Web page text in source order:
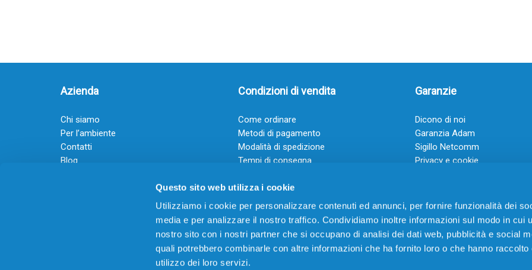
Questo sito web utilizza i cookie
Utilizziamo i cookie per personalizzare contenuti ed annunci, per fornire funzionalità dei
media e per analizzare il nostro traffico. Condividiamo inoltre informazioni sul modo in cui
nostro sito con i nostri partner che si occupano di analisi dei dati web, pubblicità e social
quali potrebbero combinarle con altre informazioni che ha fornito loro o che hanno raccolto
utilizzo dei loro servizi.
Azienda
Chi siamo
Per l’ambiente
Contatti
Blog
Guadagna con il Dropship
Condizioni di vendita
Come ordinare
Metodi di pagamento
Modalità di spedizione
Tempi di consegna
Garanzie
Dicono di noi
Garanzia Adam
Sigillo Netcomm
Privacy e cookie